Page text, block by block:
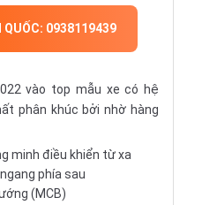
QUỐC: 0938119439
vào top mẫu xe có hệ
phân khúc bởi nhờ hàng
minh điều khiển từ xa
phía sau
(MCB)